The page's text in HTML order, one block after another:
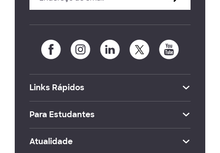
Links Rápidos
Para Estudantes
Atualidade